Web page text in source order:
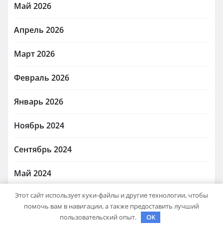
Май 2026
Апрель 2026
Март 2026
Февраль 2026
Январь 2026
Ноябрь 2024
Сентябрь 2024
Май 2024
Ноябрь 2023
Октябрь 2023
Этот сайт использует куки-файлы и другие технологии, чтобы
помочь вам в навигации, а также предоставить лучший
пользовательский опыт.
OK